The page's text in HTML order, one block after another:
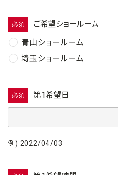
必須
ご希望ショールーム
青山ショールーム
埼玉ショールーム
必須 第1希望日
例) 2022/04/03